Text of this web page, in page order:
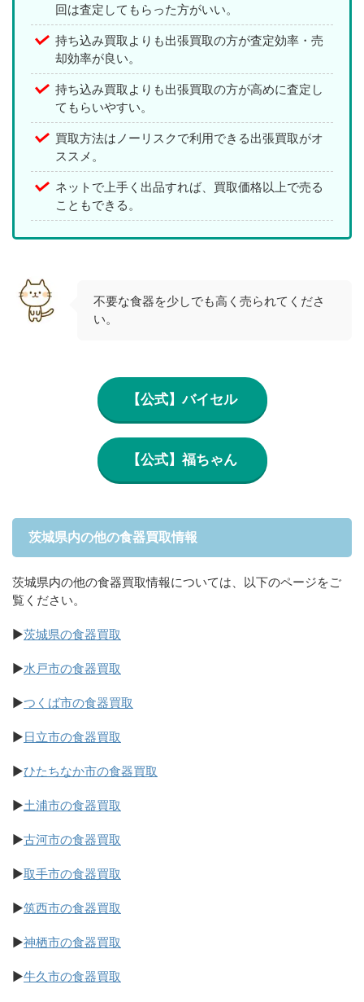
回は査定してもらった方がいい。
持ち込み買取よりも出張買取の方が査定効率・売
却効率が良い。
持ち込み買取よりも出張買取の方が高めに査定し
てもらいやすい。
買取方法はノーリスクで利用できる出張買取がオ
ススメ。
ネットで上手く出品すれば、買取価格以上で売る
こともできる。
不要な食器を少しでも高く売られてくださ
い。
【公式】バイセル
【公式】福ちゃん
茨城県内の他の食器買取情報
茨城県内の他の食器買取情報については、以下のページをご
覧ください。
▶茨城県の食器買取
▶水戸市の食器買取
▶つくば市の食器買取
▶日立市の食器買取
▶ひたちなか市の食器買取
▶土浦市の食器買取
▶古河市の食器買取
▶取手市の食器買取
▶筑西市の食器買取
▶神栖市の食器買取
▶牛久市の食器買取